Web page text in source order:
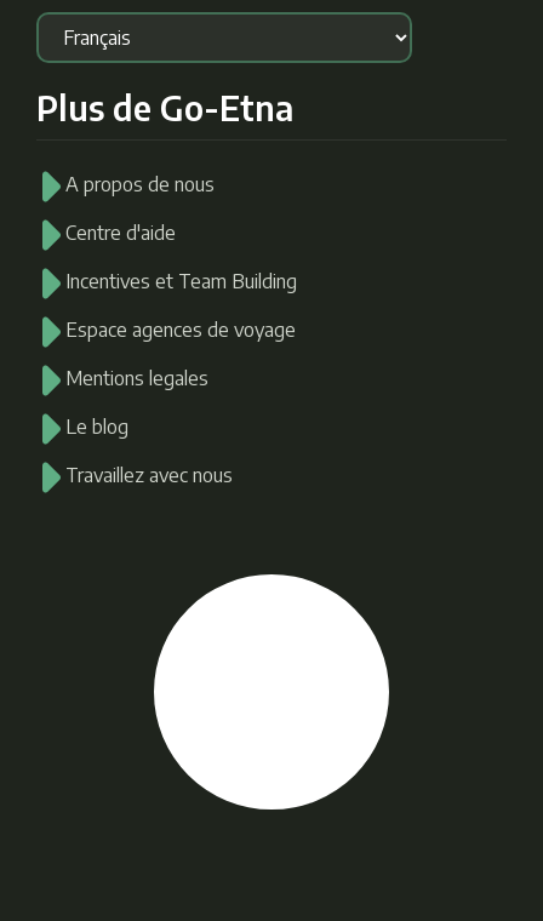
Plus de Go-Etna
A propos de nous
Centre d'aide
Incentives et Team Building
Espace agences de voyage
Mentions legales
Le blog
Travaillez avec nous